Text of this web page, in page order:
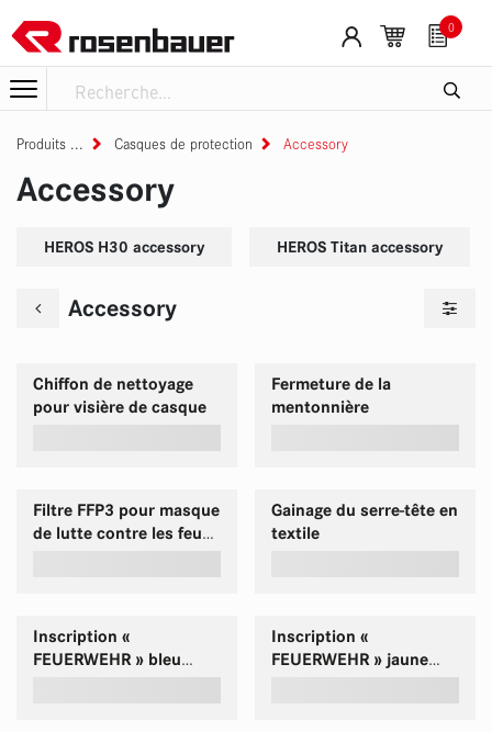
0
Produits Casques de protection Accessory
Accessory
HEROS H30 accessory HEROS Titan accessory
Accessory
Chiffon de nettoyage
pour visière de casque
Fermeture de la
mentonnière
Filtre FFP3 pour masque
de lutte contre les feux
Gainage du serre-tête en
textile
Inscription «
FEUERWEHR » bleu
Inscription «
FEUERWEHR » jaune